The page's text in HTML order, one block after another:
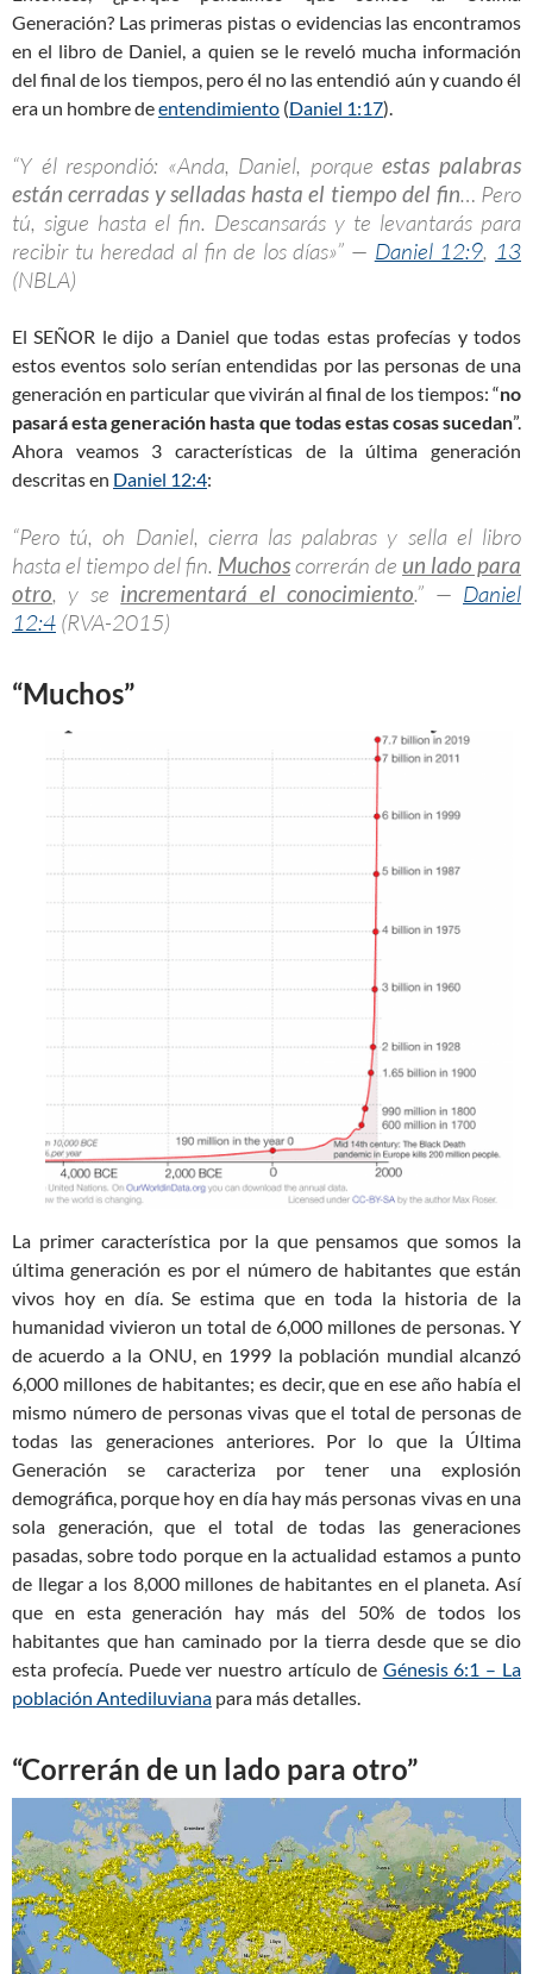
Generación? Las primeras pistas o evidencias las encontramos
en el libro de Daniel, a quien se le reveló mucha información
del final de los tiempos, pero él no las entendió aún y cuando él
era un hombre deentendimiento (Daniel 1:17).
“Y él respondió: «Anda, Daniel, porqueestas palabras
están cerradas y selladas hasta el tiempo del fin… Pero
tú, sigue hasta el fin. Descansarás y te levantarás para
recibir tu heredad al fin de los días»” — Daniel 12:9, 13
(NBLA)
El SEÑOR le dijo a Daniel que todas estas profecías y todos
estos eventos solo serían entendidas por las personas de una
generación en particular que vivirán al final de los tiempos: “no
pasará esta generación hasta que todas estas cosas sucedan”.
Ahora veamos 3 características de la última generación
descritas en Daniel 12:4:
“Pero tú, oh Daniel, cierra las palabras y sella el libro
hasta el tiempo del fin. Muchoscorrerán de un lado para
otro, y se incrementará el conocimiento.” — Daniel
12:4 (RVA-2015)
“Muchos”
La primer característica por la que pensamos que somos la
última generación es por el número de habitantes que están
vivos hoy en día. Se estima que en toda la historia de la
humanidad vivieron un total de 6,000 millones de personas. Y
de acuerdo a la ONU, en 1999 la población mundial alcanzó
6,000 millones de habitantes; es decir, que en ese año había el
mismo número de personas vivas que el total de personas de
todas las generaciones anteriores. Por lo que la Última
Generación se caracteriza por tener una explosión
demográfica, porque hoy en día hay más personas vivas en una
sola generación, que el total de todas las generaciones
pasadas, sobre todo porque en la actualidad estamos a punto
de llegar a los 8,000 millones de habitantes en el planeta. Así
que en esta generación hay más del 50% de todos los
habitantes que han caminado por la tierra desde que se dio
esta profecía. Puede ver nuestro artículo de Génesis 6:1 – La
población Antediluviana para más detalles.
“Correrán de un lado para otro”